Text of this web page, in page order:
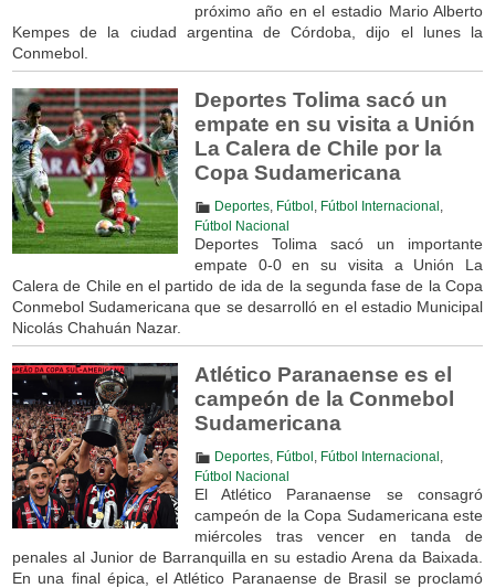
próximo año en el estadio Mario Alberto
Kempes de la ciudad argentina de Córdoba, dijo el lunes la
Conmebol.
Deportes Tolima sacó un
empate en su visita a Unión
La Calera de Chile por la
Copa Sudamericana
Deportes, Fútbol Fútbol Internacional
Fútbol Nacional
Deportes Tolima sacó un importante
empate 0-0 en su visita a Unión La
Calera de Chile en el partido de ida de la segunda fase de la Copa
Conmebol Sudamericana que se desarrolló en el estadio Municipal
Nicolás Chahuán Nazar.
Atlético Paranaense es el
campeón de la Conmebol
Sudamericana
Deportes, Fútbol Fútbol Internacional
Fútbol Nacional
El Atlético Paranaense se consagró
campeón de la Copa Sudamericana este
miércoles tras vencer en tanda de
penales al Junior de Barranquilla en su estadio Arena da Baixada.
En una final épica, el Atlético Paranaense de Brasil se proclamó